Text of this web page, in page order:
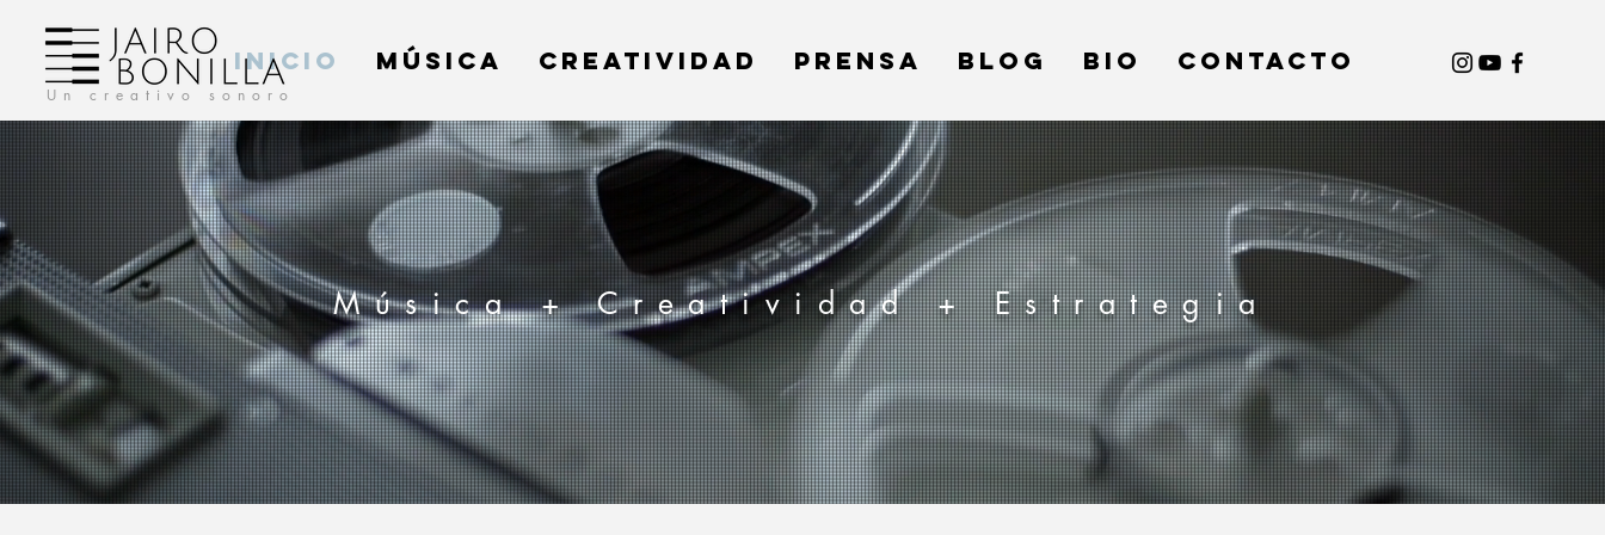
Un creativo sonoro
INICIO MÚSICA CREATIVIDAD PRENSA BLOG BIO Contacto
Música + Creatividad + Estrategia